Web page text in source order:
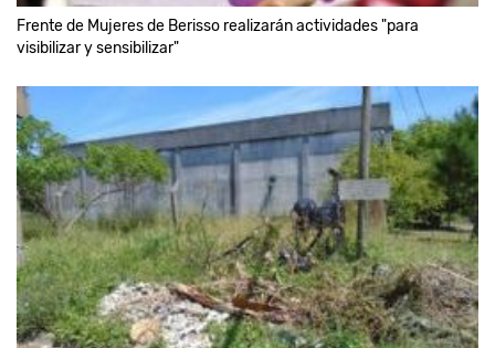
Frente de Mujeres de Berisso realizarán actividades "para
visibilizar y sensibilizar"